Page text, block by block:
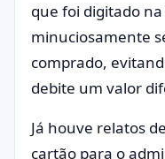
que foi digitado
minuciosamente
comprado,
debite um valor
Já houve relatos
cartão para o